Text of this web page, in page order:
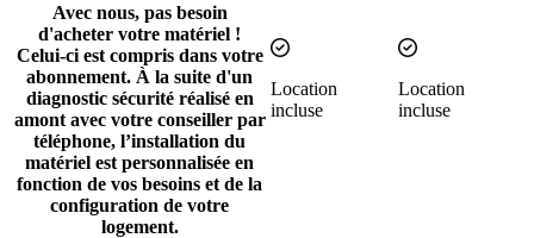
Avec nous, pas besoin
d'acheter votre matériel !
Celui-ci est compris dans votre
abonnement. À la suite d'un
diagnostic sécurité réalisé en
amont avec votre conseiller par
téléphone, l’installation du
matériel est personnalisée en
fonction de vos besoins et de la
configuration de votre
logement.
Inclus
Location
incluse
Inclus
Location
incluse